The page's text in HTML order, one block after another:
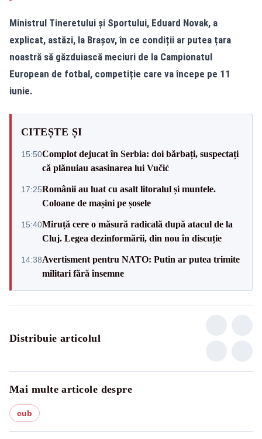
Ministrul Tineretului și Sportului, Eduard Novak, a
explicat, astăzi, la Brașov, în ce condiții ar putea țara
noastră să găzduiască meciuri de la Campionatul
European de fotbal, competiție care va începe pe 11
iunie.
CITEȘTE ȘI
15:50Complot dejucat în Serbia: doi bărbați, suspectați
că plănuiau asasinarea lui Vučić
17:25Românii au luat cu asalt litoralul și muntele.
Coloane de mașini pe șosele
15:40Miruță cere o măsură radicală după atacul de la
Cluj. Legea dezinformării, din nou în discuție
14:38Avertisment pentru NATO: Putin ar putea trimite
militari fără însemne
Distribuie articolul
Mai multe articole despre
cub